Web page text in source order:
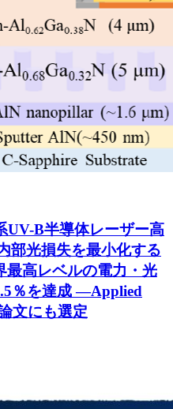
UV-B半導体レーザー高
部光損失を最小化する
最高レベルの電力・光
％を達成 ―Applied
文にも選定